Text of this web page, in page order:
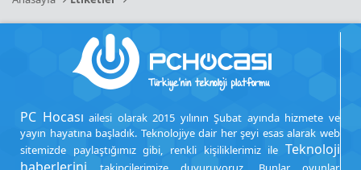
PC Hocası ailesi olarak 2015 yılının Şubat ayında hizmete ve
yayın hayatına başladık. Teknolojiye dair her şeyi esas alarak web
sitemizde paylaştığımız gibi, renkli kişiliklerimiz ile Teknoloji